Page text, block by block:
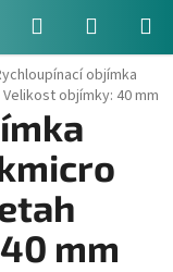
Hledat
KOŠÍK
objímka
objímky: 40 mm
mm